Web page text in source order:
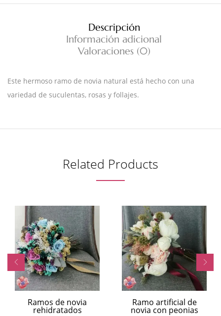
Descripción
Información adicional
Valoraciones (0)
Este hermoso ramo de novia natural está hecho con una
variedad de suculentas, rosas y follajes.
Related Products
Ramos de novia
rehidratados
Ramo artificial de
novia con peonias